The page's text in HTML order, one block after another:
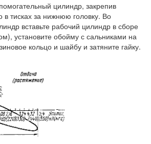
цилиндр, закрепив
в тисках за нижнюю головку. Во
вставьте рабочий цилиндр в сборе
установите обойму с сальниками на
кольцо и шайбу и затяните гайку.